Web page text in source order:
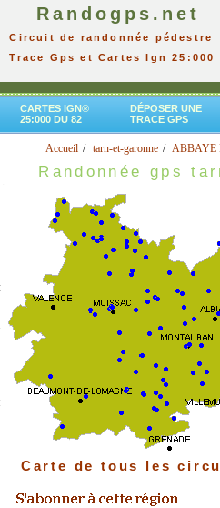
Randogps.net
Circuit de randonnée pédestre
Trace Gps et Cartes Ign 25:000
CARTES IGN®
25:000 DU 82
DÉPOSER UNE
TRACE GPS
Accueil tarn-et-garonne ABBAYE
Randonnée gps
Carte de tous les